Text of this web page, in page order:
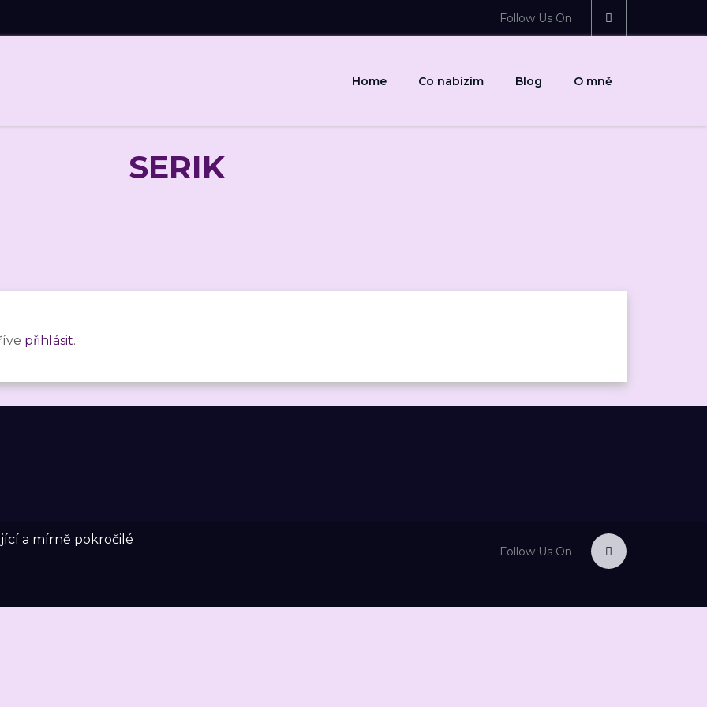
Follow Us On
Home Co nabízím Blog O mně
SERIK
přihlásit.
a mírně pokročilé
Follow Us On